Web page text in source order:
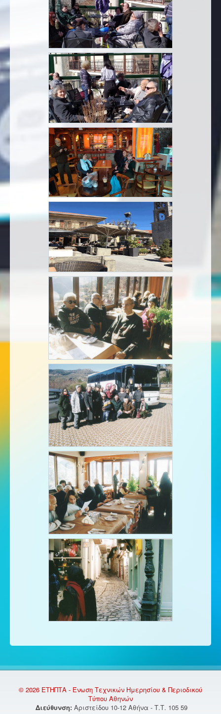
© 2026 ΕΤΗΠΤΑ - Ένωση Τεχνικών Ημερησίου & Περιοδικού
Τύπου Αθηνών
Διεύθυνση: Αριστείδου 10-12 Αθήνα - Τ.Τ. 105 59